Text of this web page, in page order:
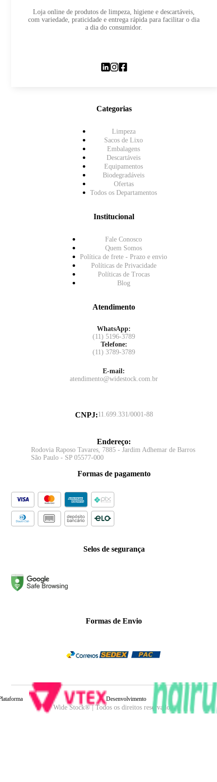
Loja online de produtos de limpeza, higiene e descartáveis,
com variedade, praticidade e entrega rápida para facilitar o dia
a dia do consumidor.
Categorias
Limpeza
Sacos de Lixo
Embalagens
Descartáveis
Equipamentos
Biodegradáveis
Ofertas
Todos os Departamentos
Institucional
Fale Conosco
Quem Somos
Política de frete - Prazo e envio
Políticas de Privacidade
Políticas de Trocas
Blog
Atendimento
WhatsApp:
(11) 5196-3789
Telefone:
(11) 3789-3789
E-mail:
atendimento@widestock.com.br
CNPJ:11.699.331/0001-88
Endereço:
Rodovia Raposo Tavares, 7885 - Jardim Adhemar de Barros
São Paulo - SP 05577-000
Formas de pagamento
Selos de segurança
Formas de Envio
Wide Stock® | Todos os direitos reservados.
Desenvolvimento